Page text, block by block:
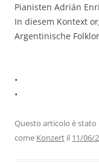
Pianisten Adrián
In diesem Kontext
Argentinische
•
•
Questo articolo è
come Konzert il 11/06/